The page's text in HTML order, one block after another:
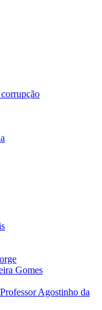
Gomes
Agostinho da